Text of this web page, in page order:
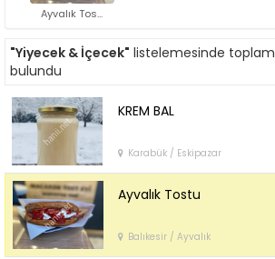
Ayvalık Tos...
"Yiyecek & İçecek" listelemesinde toplam
bulundu
KREM BAL
Karabük / Eskipazar
Ayvalık Tostu
Balıkesir / Ayvalık